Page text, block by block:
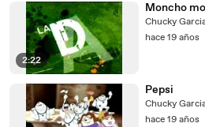
2:22
Moncho
Chucky
hace 19 años
Pepsi
Chucky
hace 19 años